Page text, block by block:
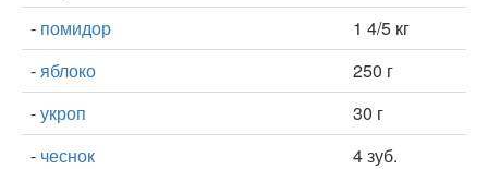
- помидор
1 4/5 кг
-яблоко
250 г
-укроп
30 г
- чеснок
4 зуб.